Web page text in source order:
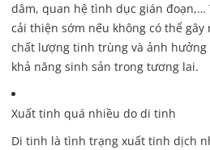
dâm, quan hệ tình dục gián đoạn,…
cải thiện sớm nếu không có thể
chất lượng tinh trùng và ảnh
khả năng sinh sản trong tương lai.
Xuất tinh quá nhiều do di tinh
Di tinh là tình trạng xuất tinh dịch